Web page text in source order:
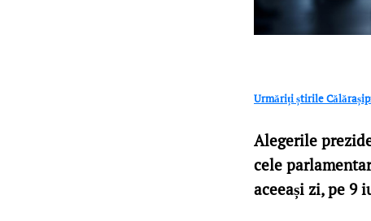
Urmăriți știrile
Alegerile
cele
aceeași zi, pe 9